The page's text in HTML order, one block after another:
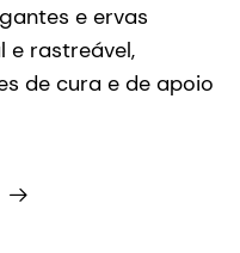
e ervas
e rastreável,
de cura e de apoio